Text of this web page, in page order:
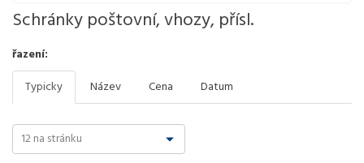
Schránky poštovní, vhozy, přísl.
řazení:
Typicky
Název Cena Datum